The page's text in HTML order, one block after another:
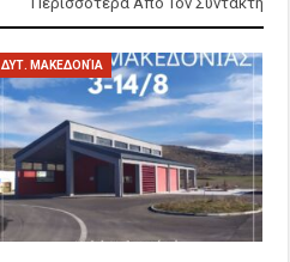
ΔΥΤ. ΜΑΚΕΔΟΝΊΑ